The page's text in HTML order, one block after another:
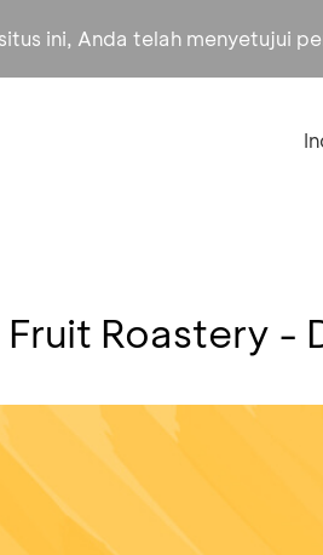
ini, Anda telah menyetujui
Fruit Roastery -